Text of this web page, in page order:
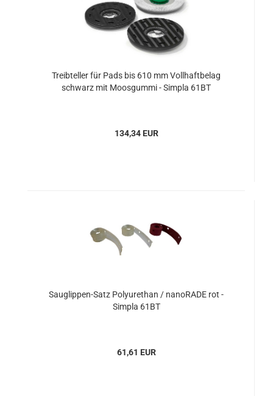
Treibteller für Pads bis 610 mm Vollhaftbelag
schwarz mit Moosgummi - Simpla 61BT
134,34 EUR
Sauglippen-Satz Polyurethan / nanoRADE rot -
Simpla 61BT
61,61 EUR